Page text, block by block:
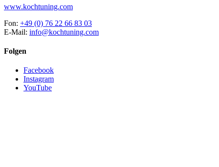
www.kochtuning.com
Fon: +49 (0) 76 22 66 83 03
E-Mail: info@kochtuning.com
Folgen
Facebook
Instagram
YouTube